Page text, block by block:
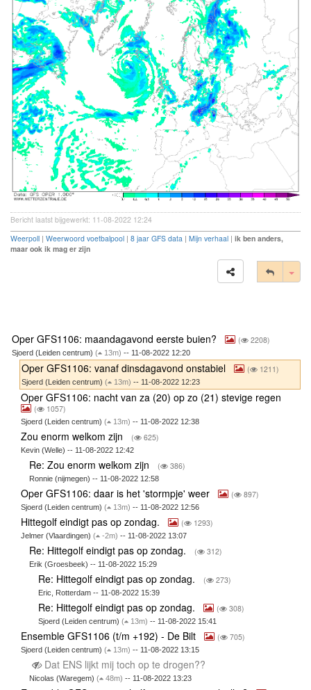
Bericht laatst bijgewerkt: 11-08-2022 12:24
Weerpoll | Weerwoord voetbalpool | 8 jaar GFS data | Mijn verhaal | ik ben anders,
maar ook ik mag er zijn
Oper GFS1106: maandagavond eerste buien? ( 2208)
Sjoerd (Leiden centrum) ( 13m) -- 11-08-2022 12:20
Oper GFS1106: vanaf dinsdagavond onstabiel ( 1211)
Sjoerd (Leiden centrum) ( 13m) -- 11-08-2022 12:23
Oper GFS1106: nacht van za (20) op zo (21) stevige regen
( 1057)
Sjoerd (Leiden centrum) ( 13m) -- 11-08-2022 12:38
Zou enorm welkom zijn ( 625)
Kevin (Welle) -- 11-08-2022 12:42
Re: Zou enorm welkom zijn ( 386)
Ronnie (nijmegen) -- 11-08-2022 12:58
Oper GFS1106: daar is het 'stormpje' weer ( 897)
Sjoerd (Leiden centrum) ( 13m) -- 11-08-2022 12:56
Hittegolf eindigt pas op zondag. ( 1293)
Jelmer (Vlaardingen) ( -2m) -- 11-08-2022 13:07
Re: Hittegolf eindigt pas op zondag. ( 312)
Erik (Groesbeek) -- 11-08-2022 15:29
Re: Hittegolf eindigt pas op zondag. ( 273)
Eric, Rotterdam -- 11-08-2022 15:39
Re: Hittegolf eindigt pas op zondag. ( 308)
Sjoerd (Leiden centrum) ( 13m) -- 11-08-2022 15:41
Ensemble GFS1106 (t/m +192) - De Bilt ( 705)
Sjoerd (Leiden centrum) ( 13m) -- 11-08-2022 13:15
Dat ENS lijkt mij toch op te drogen??
Nicolas (Waregem)( 48m) -- 11-08-2022 13:23